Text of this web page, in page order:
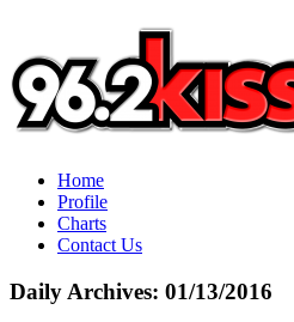
Home
Profile
Charts
Contact Us
Daily Archives: 01/13/2016